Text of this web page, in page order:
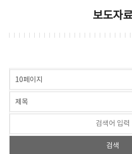
보도자